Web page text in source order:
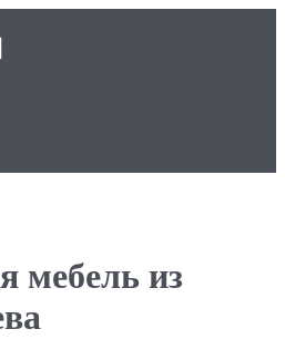
мебель из